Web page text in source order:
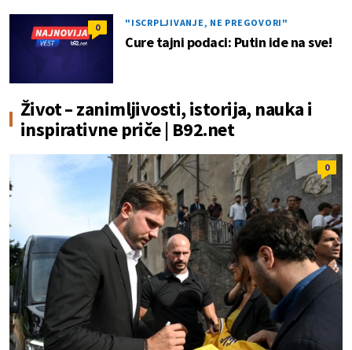
0 "ISCRPLJIVANJE, NE PREGOVORI"
Cure tajni podaci: Putin ide na sve!
Život – zanimljivosti, istorija, nauka i
inspirativne priče | B92.net
0